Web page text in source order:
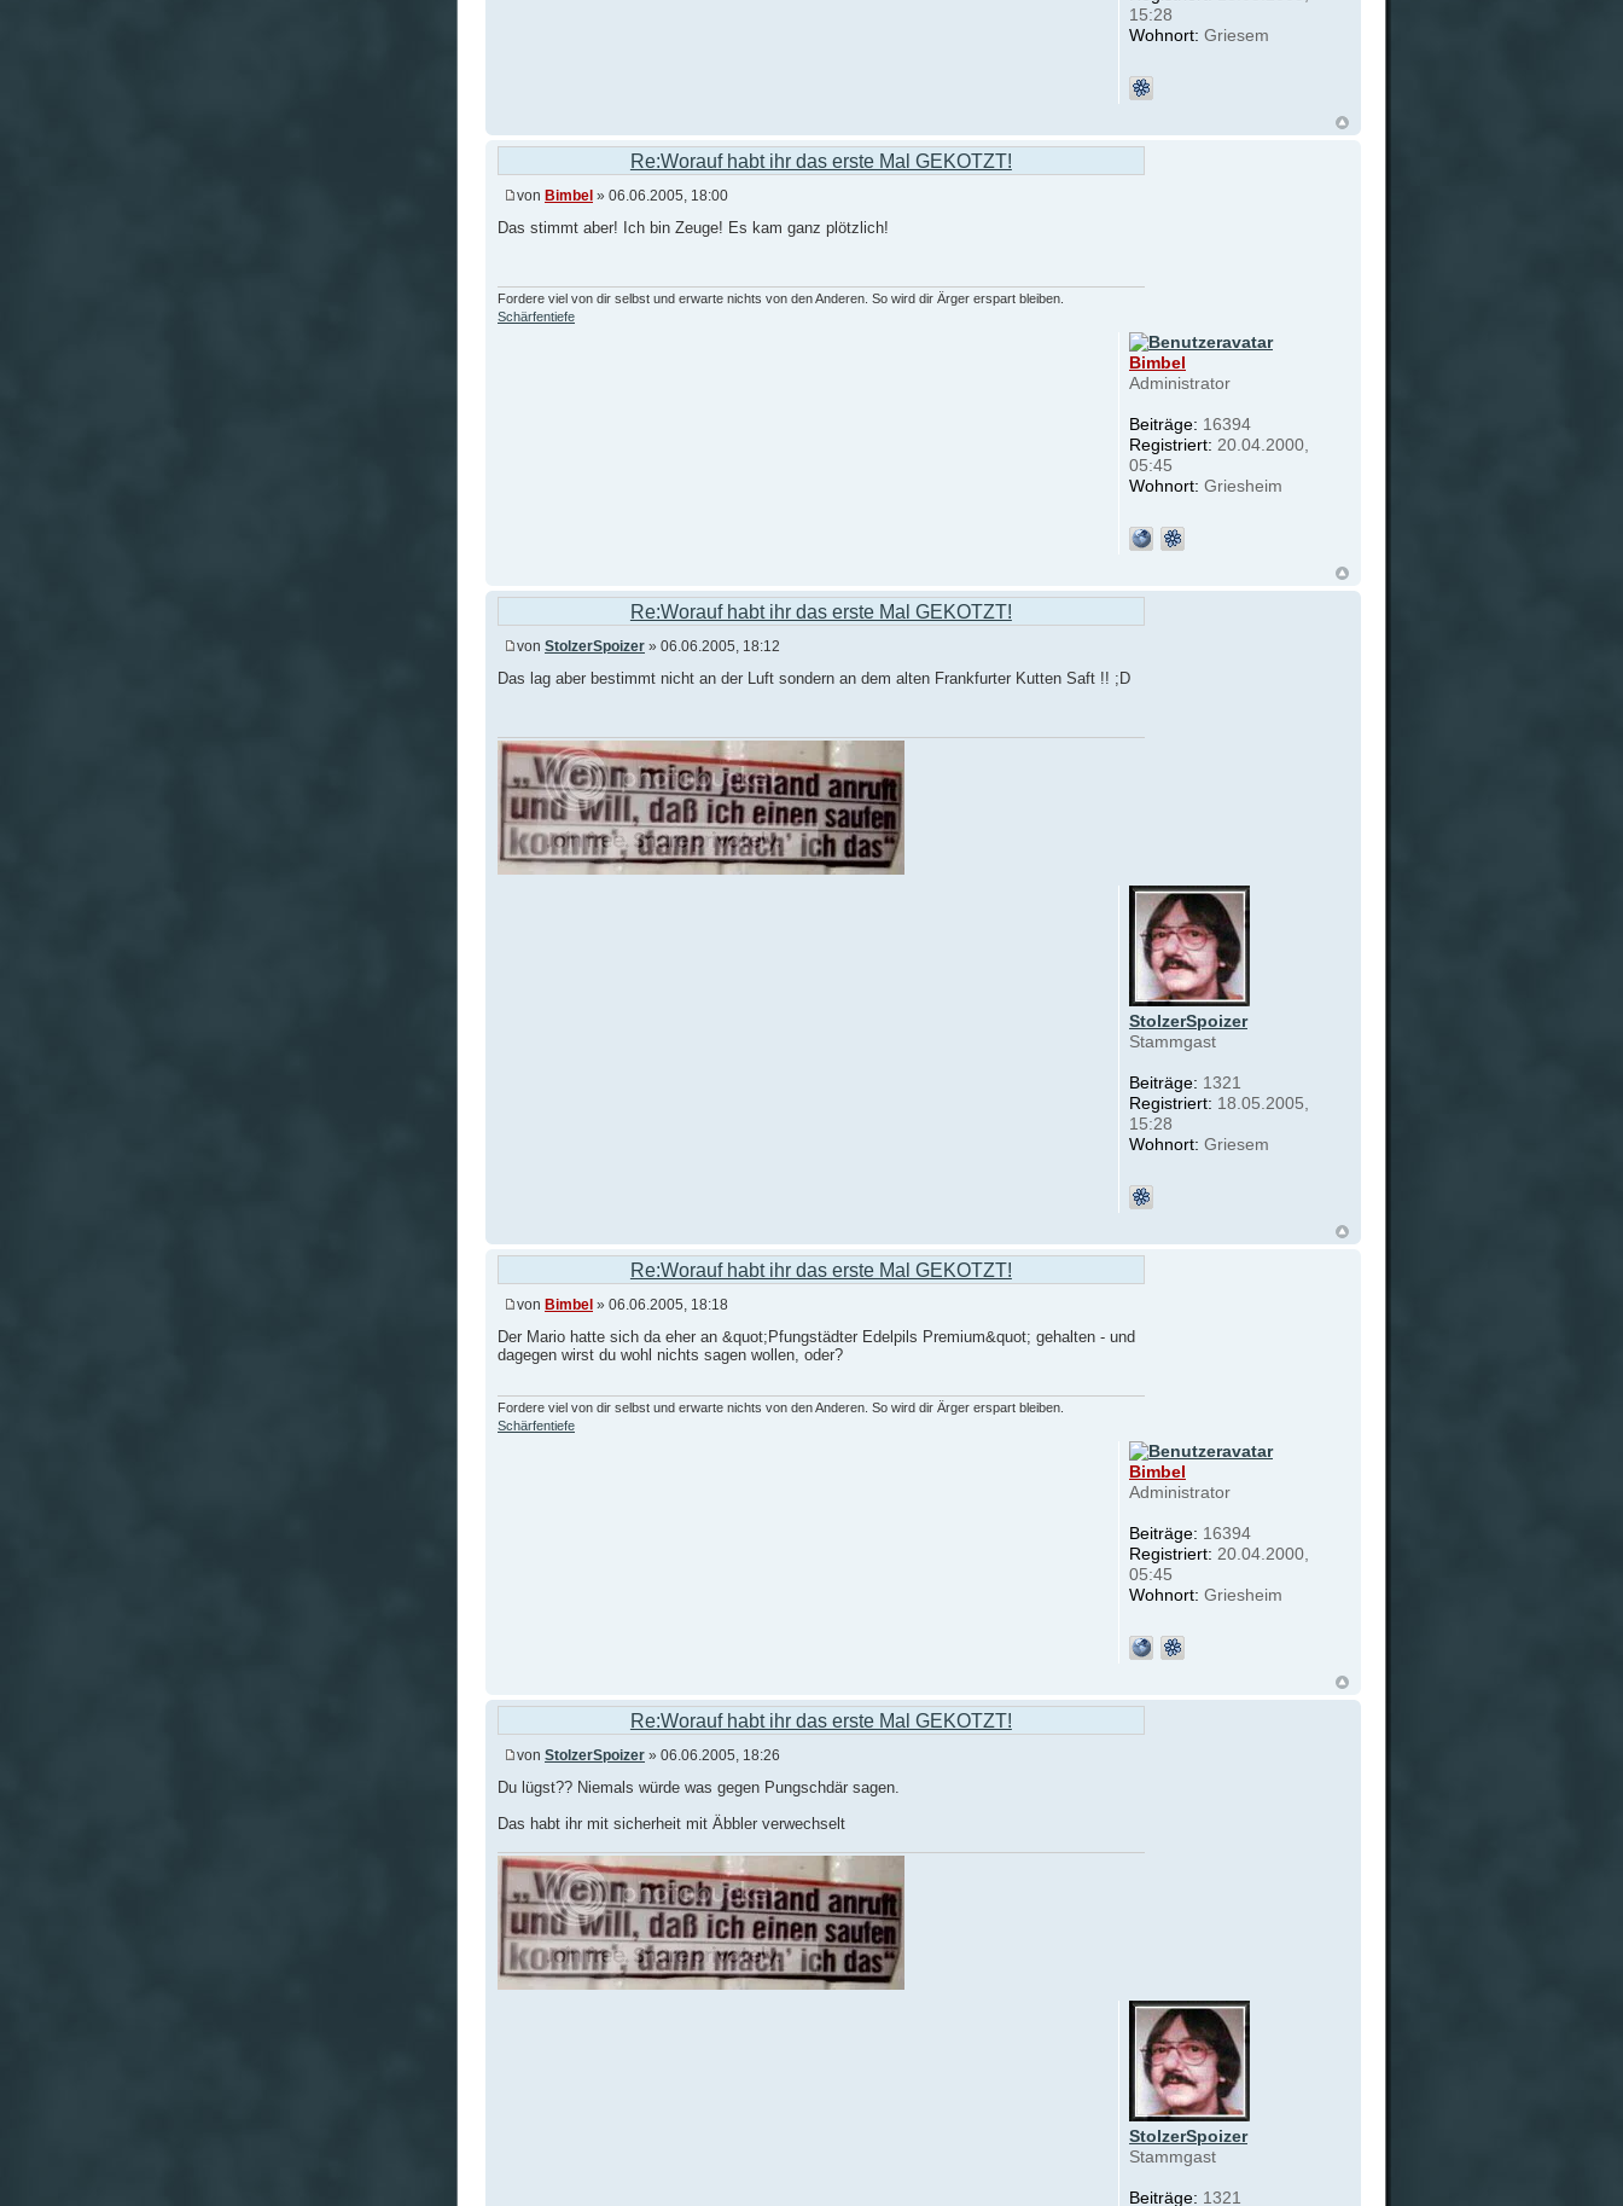
15:28
Wohnort: Griesem
Re:Worauf habt ihr das erste Mal GEKOTZT!
von Bimbel » 06.06.2005, 18:00
Das stimmt aber! Ich bin Zeuge! Es kam ganz plötzlich!
Fordere viel von dir selbst und erwarte nichts von den Anderen. So wird dir Ärger erspart bleiben.
Schärfentiefe
Bimbel
Administrator
Beiträge: 16394
Registriert: 20.04.2000,
05:45
Wohnort: Griesheim
Re:Worauf habt ihr das erste Mal GEKOTZT!
von StolzerSpoizer » 06.06.2005, 18:12
Das lag aber bestimmt nicht an der Luft sondern an dem alten Frankfurter Kutten Saft !! ;D
StolzerSpoizer
Stammgast
Beiträge: 1321
Registriert: 18.05.2005,
15:28
Wohnort: Griesem
Re:Worauf habt ihr das erste Mal GEKOTZT!
von Bimbel » 06.06.2005, 18:18
Der Mario hatte sich da eher an &quot;Pfungstädter Edelpils Premium&quot; gehalten - und
dagegen wirst du wohl nichts sagen wollen, oder?
Fordere viel von dir selbst und erwarte nichts von den Anderen. So wird dir Ärger erspart bleiben.
Schärfentiefe
Bimbel
Administrator
Beiträge: 16394
Registriert: 20.04.2000,
05:45
Wohnort: Griesheim
Re:Worauf habt ihr das erste Mal GEKOTZT!
von StolzerSpoizer » 06.06.2005, 18:26
Du lügst?? Niemals würde was gegen Pungschdär sagen.
Das habt ihr mit sicherheit mit Äbbler verwechselt
StolzerSpoizer
Stammgast
Beiträge: 1321